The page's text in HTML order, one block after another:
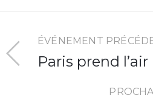
ÉVÉNEMENT
Paris prend l’air